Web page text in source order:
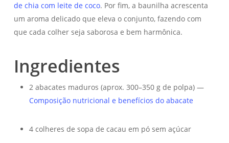
de chia com leite de coco. Por fim, a baunilha acrescenta
um aroma delicado que eleva o conjunto, fazendo com
que cada colher seja saborosa e bem harmônica.
Ingredientes
2 abacates maduros (aprox. 300–350 g de polpa) —
Composição nutricional e benefícios do abacate
4 colheres de sopa de cacau em pó sem açúcar